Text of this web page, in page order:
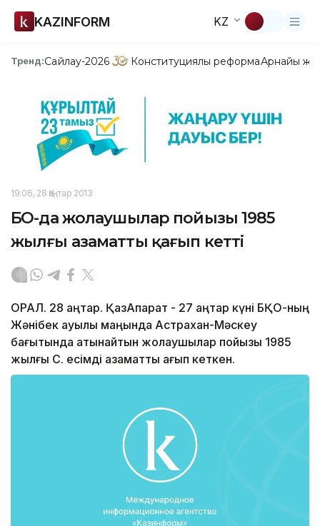
KAZINFORM KZ
Тренд:Сайлау-2026 Конституциялық реформаАрнайы
19:06, 28 Қаңтар 2013
БҚО-да жолаушылар пойызы 1985
жылғы азаматты қағып кетті
ОРАЛ. 28 қаңтар. ҚазАқпарат - 27 қаңтар күні БҚО-ның
Жәнібек ауылы маңында Астрахан-Мәскеу
бағытында қатынайтын жолаушылар пойызы 1985
жылғы С. есімді азаматты қағып кеткен.